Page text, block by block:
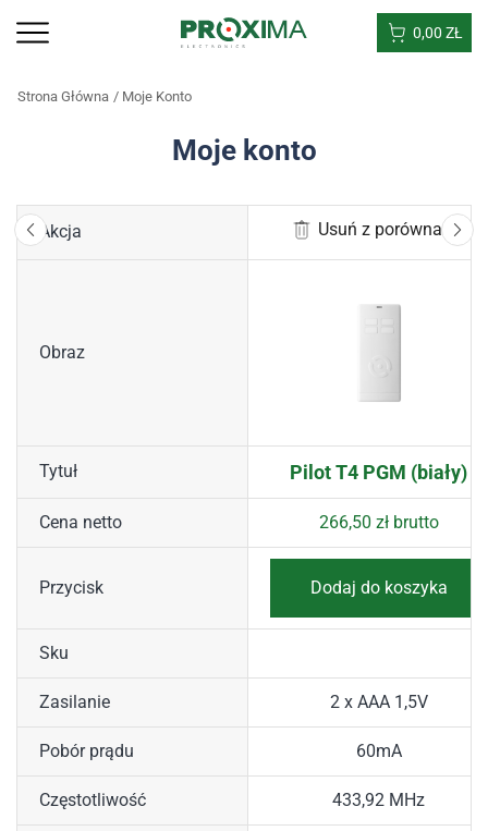
0,00 ZŁ
Strona Główna Moje Konto
Moje konto
Akcja Usuń z porównania
Obraz
Tytuł Pilot T4 PGM (biały)
Cena netto 266,50 złbrutto
Przycisk Dodaj do koszyka
Sku
Zasilanie 2 x AAA 1,5V
Pobór prądu 60mA
Częstotliwość 433,92 MHz